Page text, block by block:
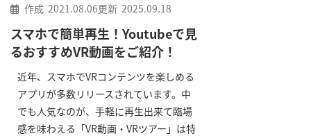
作成 2021.08.06更新 2025.09.18
スマホで簡単再生！Youtubeで見
るおすすめVR動画をご紹介！
近年、スマホでVRコンテンツを楽しめる
アプリが多数リリースされています。中
でも人気なのが、手軽に再生出来て臨場
感を味わえる「VR動画・VRツアー」は特